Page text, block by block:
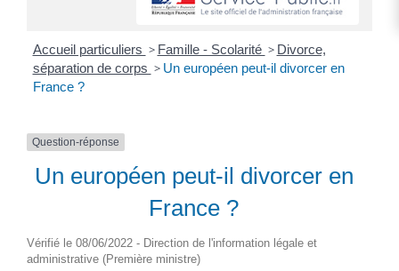
Accueil particuliers > Famille - Scolarité > Divorce,
séparation de corps > Un européen peut-il divorcer en
France ?
Question-réponse
Un européen peut-il divorcer en
France ?
Vérifié le 08/06/2022 - Direction de l'information légale et
administrative (Première ministre)